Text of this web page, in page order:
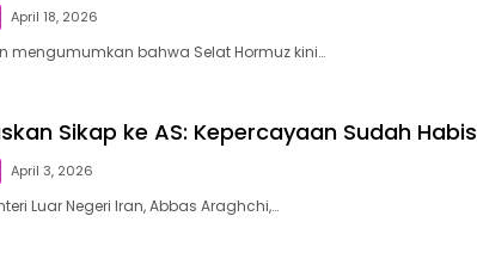
April 18, 2026
mengumumkan bahwa Selat Hormuz kini…
Sikap ke AS: Kepercayaan Sudah Habis
April 3, 2026
Luar Negeri Iran, Abbas Araghchi,…